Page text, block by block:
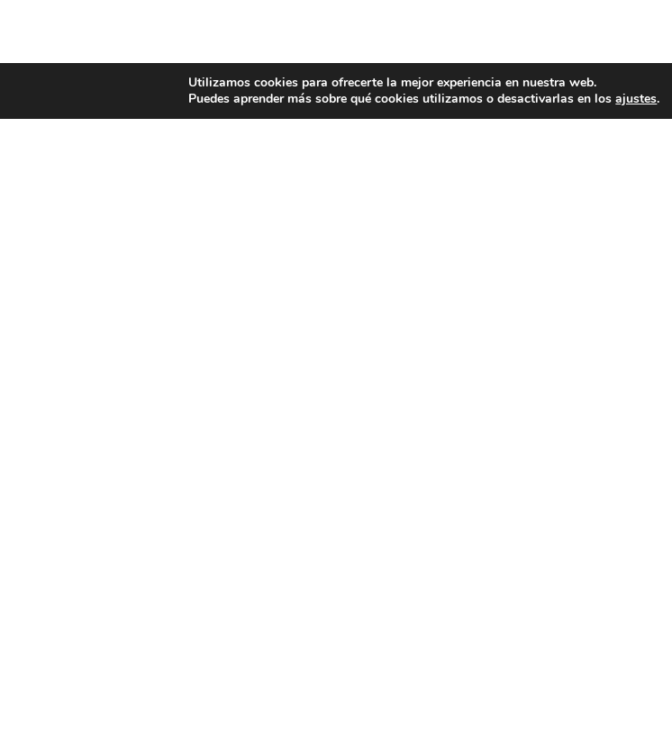
Utilizamos cookies para ofrecerte la mejor experiencia en nuestra web.
Puedes aprender más sobre qué cookies utilizamos o desactivarlas en losajustes.